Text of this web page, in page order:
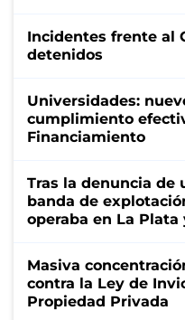
Incidentes frente al
detenidos
Universidades:
cumplimiento
Financiamiento
Tras la denuncia de
banda de
operaba en La Plata
Masiva
contra la Ley de
Propiedad Privada